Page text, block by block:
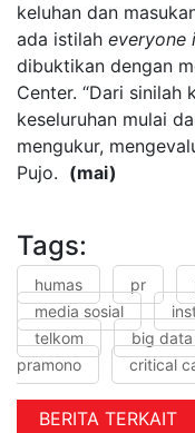
keluhan dan
ada istilah everyone
dibuktikan dengan
Center. “Dari sinilah
keseluruhan mulai
mengukur,
Pujo. (mai)
Tags:
humas pr
media sosial
telkom
big data
pramono
critical
BERITA TERKAIT